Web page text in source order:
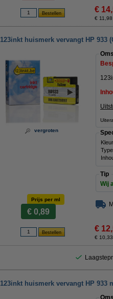
€
€
123inkt huismerk vervangt HP 933
vergroten
Tip
Wij
Prijs per ml
€ 0,89
€
€
123inkt huismerk vervangt HP 933